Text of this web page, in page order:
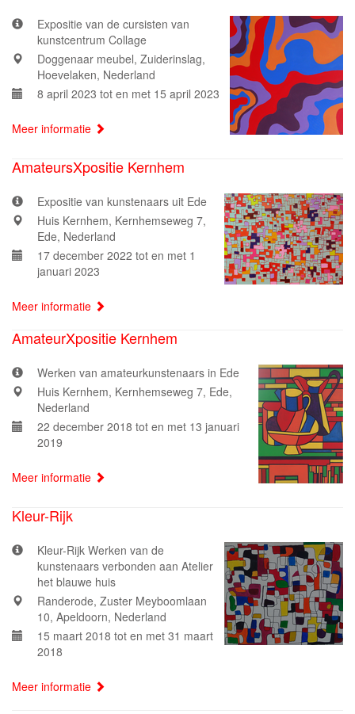
Expositie van de cursisten van
kunstcentrum Collage
Doggenaar meubel, Zuiderinslag,
Hoevelaken, Nederland
8 april 2023 tot en met 15 april 2023
Meer informatie
AmateursXpositie Kernhem
Expositie van kunstenaars uit Ede
Huis Kernhem, Kernhemseweg 7,
Ede, Nederland
17 december 2022 tot en met 1
januari 2023
Meer informatie
AmateurXpositie Kernhem
Werken van amateurkunstenaars in Ede
Huis Kernhem, Kernhemseweg 7, Ede,
Nederland
22 december 2018 tot en met 13 januari
2019
Meer informatie
Kleur-Rijk
Kleur-Rijk Werken van de
kunstenaars verbonden aan Atelier
het blauwe huis
Randerode, Zuster Meyboomlaan
10, Apeldoorn, Nederland
15 maart 2018 tot en met 31 maart
2018
Meer informatie